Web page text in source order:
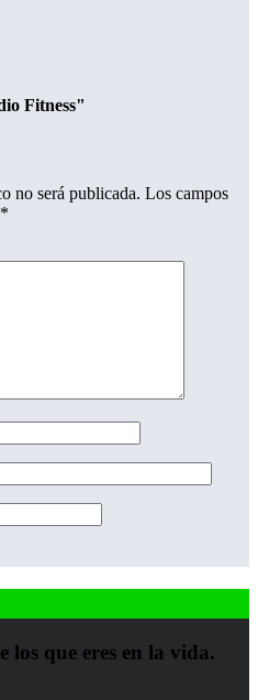
Fitness"
no será publicada. Los campos
*
los que eres en la vida.